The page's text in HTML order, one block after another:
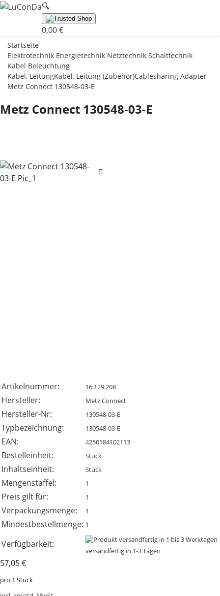
🔍︎
0,00 €
Startseite
Elektrotechnik Energietechnik Netztechnik Schalttechnik
Kabel Beleuchtung
Kabel, LeitungKabel, Leitung (Zubehör)Cablesharing Adapter
Metz Connect 130548-03-E
Metz Connect 130548-03-E

Artikelnummer: 16.129.208
Hersteller: Metz Connect
Hersteller-Nr: 130548-03-E
Typbezeichnung: 130548-03-E
EAN: 4250184102113
Bestelleinheit: Stück
Inhaltseinheit: Stück
Mengenstaffel: 1
Preis gilt für: 1
Verpackungsmenge: 1
Mindestbestellmenge: 1
Verfügbarkeit:
versandfertig in 1-3 Tagen
57,05 €
pro 1 Stück